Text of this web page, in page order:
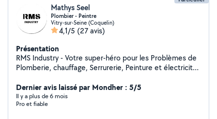
Mathys Seel
Plombier - Peintre
Vitry-sur-Seine (Coquelin)
4,1/5 (27 avis)
Présentation
RMS Industry - Votre super-héro pour les Problèmes de
Plomberie, chauffage, Serrurerie, Peinture et électricité
nombreuses maisons de la noyade et de nombreuses
serrures de la détresses ! Vous cherchez un prix
abordable ? Je suis votre solution ! Chez RMS Industry,
Dernier avis laissé par Mondher : 5/5
Il y a plus de 6 mois
Pro et fiable